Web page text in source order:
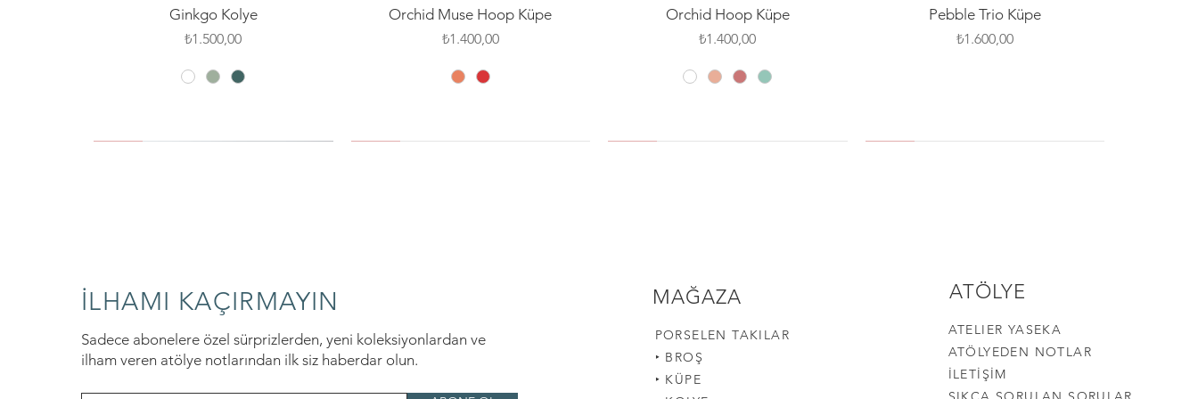
Hızlı Bakış
Ginkgo Kolye
Fiyat
₺1.500,00
Hızlı Bakış
Orchid Muse Hoop Küpe
Fiyat
₺1.400,00
Hızlı Bakış
Orchid Hoop Küpe
Fiyat
₺1.400,00
Hızlı Bakış
Pebble Trio Küpe
Fiyat
₺1.600,00
İLHAMI KAÇIRMAYIN
Sadece abonelere özel sürprizlerden, yeni koleksiyonlardan ve
ilham veren atölye notlarından ilk siz haberdar olun.
MAĞAZA
PORSELEN TAKILAR
‣ BROŞ
‣ KÜPE
ATÖLYE
ATELIER YASEKA
ATÖLYEDEN NOTLAR
İLETİŞİM